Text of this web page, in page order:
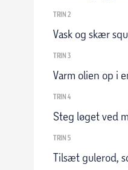
TRIN 2
Vask og skær
TRIN 3
Varm olien op i
TRIN 4
Steg løget ved
TRIN 5
Tilsæt gulerod,